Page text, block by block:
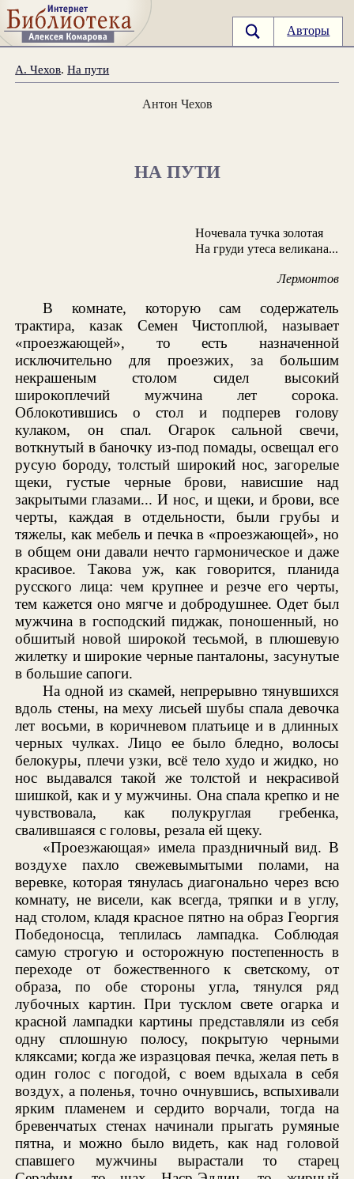
Авторы
А. Чехов.На пути
Антон Чехов
НА ПУТИ
Ночевала тучка золотая
На груди утеса великана...
Лермонтов
В комнате, которую сам содержатель
трактира, казак Семен Чистоплюй, называет
«проезжающей», то есть назначенной
исключительно для проезжих, за большим
некрашеным столом сидел высокий
широкоплечий мужчина лет сорока.
Облокотившись о стол и подперев голову
кулаком, он спал. Огарок сальной свечи,
воткнутый в баночку из-под помады, освещал его
русую бороду, толстый широкий нос, загорелые
щеки, густые черные брови, нависшие над
закрытыми глазами... И нос, и щеки, и брови, все
черты, каждая в отдельности, были грубы и
тяжелы, как мебель и печка в «проезжающей», но
в общем они давали нечто гармоническое и даже
красивое. Такова уж, как говорится, планида
русского лица: чем крупнее и резче его черты,
тем кажется оно мягче и добродушнее. Одет был
мужчина в господский пиджак, поношенный, но
обшитый новой широкой тесьмой, в плюшевую
жилетку и широкие черные панталоны, засунутые
в большие сапоги.
На одной из скамей, непрерывно тянувшихся
вдоль стены, на меху лисьей шубы спала девочка
лет восьми, в коричневом платьице и в длинных
черных чулках. Лицо ее было бледно, волосы
белокуры, плечи узки, всё тело худо и жидко, но
нос выдавался такой же толстой и некрасивой
шишкой, как и у мужчины. Она спала крепко и не
чувствовала, как полукруглая гребенка,
свалившаяся с головы, резала ей щеку.
«Проезжающая» имела праздничный вид. В
воздухе пахло свежевымытыми полами, на
веревке, которая тянулась диагонально через всю
комнату, не висели, как всегда, тряпки и в углу,
над столом, кладя красное пятно на образ Георгия
Победоносца, теплилась лампадка. Соблюдая
самую строгую и осторожную постепенность в
переходе от божественного к светскому, от
образа, по обе стороны угла, тянулся ряд
лубочных картин. При тусклом свете огарка и
красной лампадки картины представляли из себя
одну сплошную полосу, покрытую черными
кляксами; когда же изразцовая печка, желая петь в
один голос с погодой, с воем вдыхала в себя
воздух, а поленья, точно очнувшись, вспыхивали
ярким пламенем и сердито ворчали, тогда на
бревенчатых стенах начинали прыгать румяные
пятна, и можно было видеть, как над головой
спавшего мужчины вырастали то старец